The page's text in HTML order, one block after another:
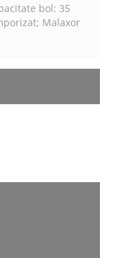
bol: 35
Malaxor